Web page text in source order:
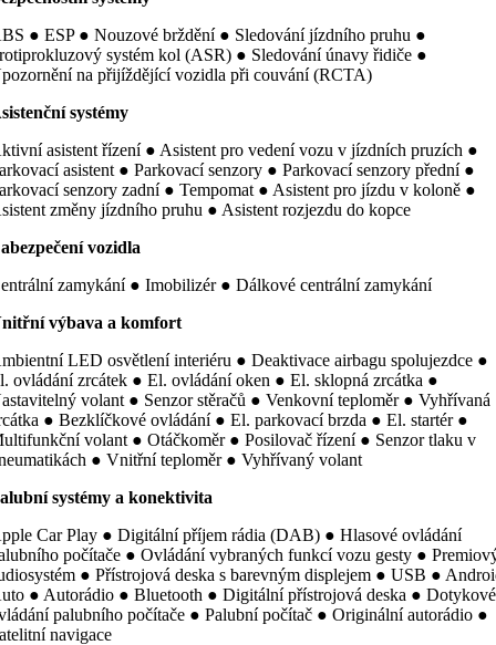
● ESP ● Nouzové brždění ● Sledování jízdního pruhu ●
systém kol (ASR) ● Sledování únavy řidiče ●
na přijíždějící vozidla při couvání (RCTA)
systémy
asistent řízení ● Asistent pro vedení vozu v jízdních pruzích ●
asistent ● Parkovací senzory ● Parkovací senzory přední ●
senzory zadní ● Tempomat ● Asistent pro jízdu v koloně ●
změny jízdního pruhu ● Asistent rozjezdu do kopce
vozidla
zamykání ● Imobilizér ● Dálkové centrální zamykání
výbava a komfort
LED osvětlení interiéru ● Deaktivace airbagu spolujezdce ●
ovládání zrcátek ● El. ovládání oken ● El. sklopná zrcátka ●
volant ● Senzor stěračů ● Venkovní teploměr ● Vyhřívaná
● Bezklíčkové ovládání ● El. parkovací brzda ● El. startér ●
volant ● Otáčkoměr ● Posilovač řízení ● Senzor tlaku v
● Vnitřní teploměr ● Vyhřívaný volant
systémy a konektivita
Car Play ● Digitální příjem rádia (DAB) ● Hlasové ovládání
počítače ● Ovládání vybraných funkcí vozu gesty ●
● Přístrojová deska s barevným displejem ● USB ●
● Autorádio ● Bluetooth ● Digitální přístrojová deska ● Dotykové
palubního počítače ● Palubní počítač ● Originální autorádio ●
navigace